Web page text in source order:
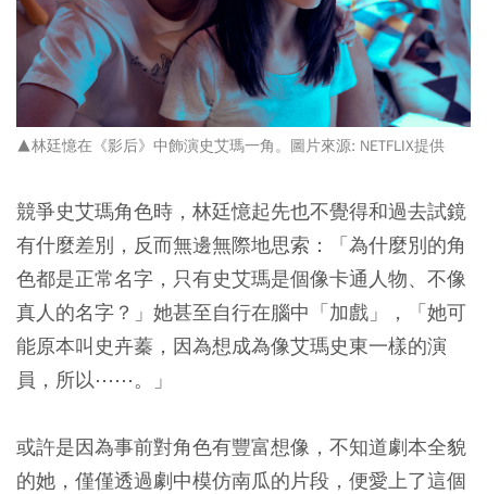
▲林廷憶在《影后》中飾演史艾瑪一角。圖片來源: NETFLIX提供
競爭史艾瑪角色時，林廷憶起先也不覺得和過去試鏡
有什麼差別，反而無邊無際地思索：「為什麼別的角
色都是正常名字，只有史艾瑪是個像卡通人物、不像
真人的名字？」她甚至自行在腦中「加戲」，「她可
能原本叫史卉蓁，因為想成為像艾瑪史東一樣的演
員，所以⋯⋯。」
或許是因為事前對角色有豐富想像，不知道劇本全貌
的她，僅僅透過劇中模仿南瓜的片段，便愛上了這個